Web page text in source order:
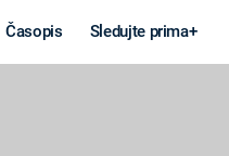
Časopis Sledujte prima+